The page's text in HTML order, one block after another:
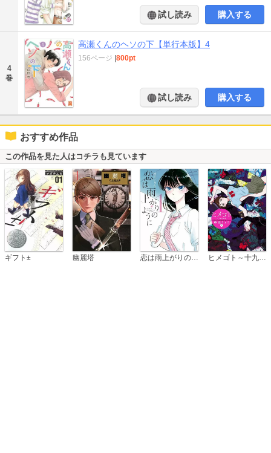
試し読み 購入する
4
巻
高瀬くんのヘソの下【単行本版】4
156ページ |800pt
試し読み 購入する
おすすめ作品
この作品を見た人はコチラも見ています
ギフト± 幽麗塔 ヒメゴト～十九歳の制服～